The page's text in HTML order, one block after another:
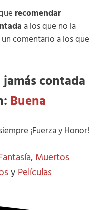
recomendar
a los que no la
comentario a los que
contada
Buena
¡Fuerza y Honor!
, Muertos
y Películas